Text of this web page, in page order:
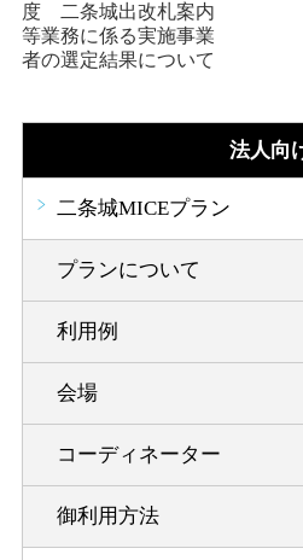
度 二条城出改札案内
等業務に係る実施事業
者の選定結果について
法人向
二条城MICEプラン
プランについて
利用例
会場
コーディネーター
御利用方法